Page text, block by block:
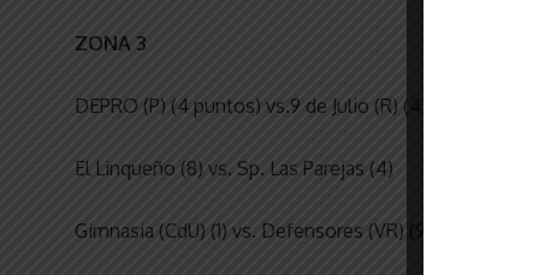
ZONA 3
DEPRO (P) (4 puntos) vs.9 de Julio (R) (4)
El Linqueño (8) vs. Sp. Las Parejas (4)
Gimnasia (CdU) (1) vs. Defensores (VR) (9)